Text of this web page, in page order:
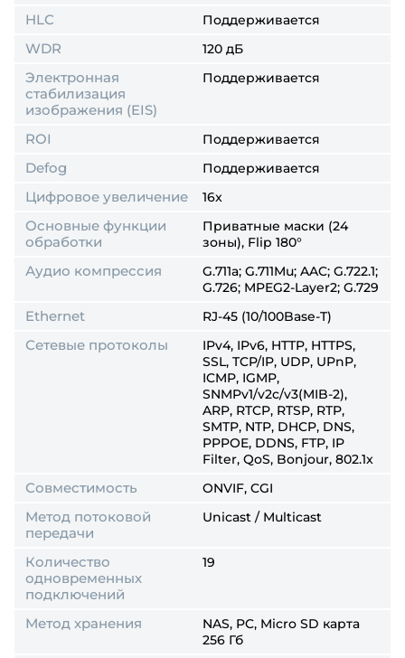
HLC Поддерживается
WDR 120 дБ
Электронная
стабилизация
изображения (EIS)
Поддерживается
ROI Поддерживается
Defog Поддерживается
Цифровое увеличение 16x
Основные функции
обработки
Приватные маски (24
зоны), Flip 180°
Аудио компрессия
G.711a; G.711Mu; AAC; G.722.1;
G.726; MPEG2-Layer2; G.729
Ethernet RJ-45 (10/100Base-T)
Сетевые протоколы
IPv4, IPv6, HTTP, HTTPS,
SSL, TCP/IP, UDP, UPnP,
ICMP, IGMP,
SNMPv1/v2c/v3(MIB-2),
ARP, RTCP, RTSP, RTP,
SMTP, NTP, DHCP, DNS,
PPPOE, DDNS, FTP, IP
Filter, QoS, Bonjour, 802.1x
Совместимость ONVIF, CGI
Метод потоковой
передачи
Unicast / Multicast
Количество
одновременных
подключений
19
Метод хранения
NAS, PC, Micro SD карта
256 Гб